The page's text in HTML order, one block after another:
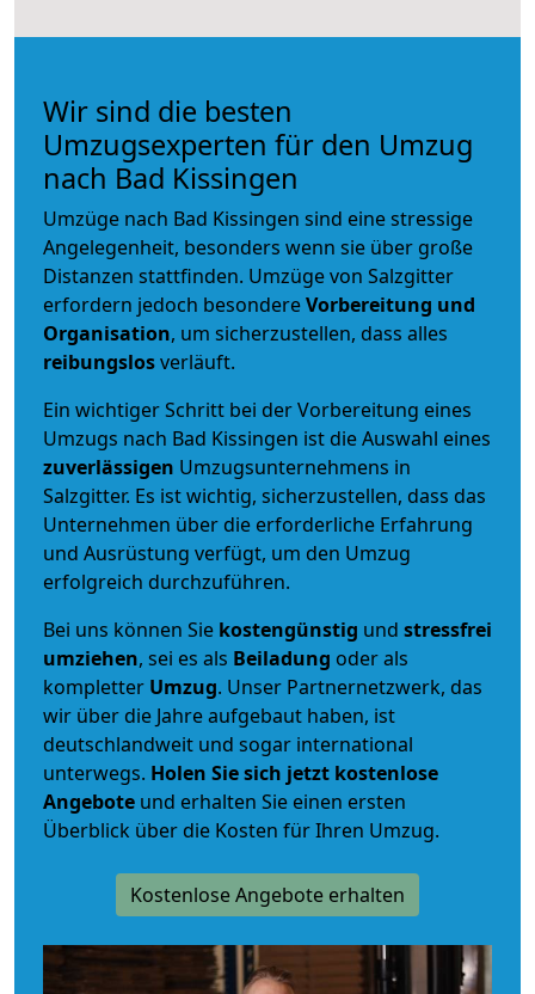
Wir sind die besten
Umzugsexperten für den Umzug
nach Bad Kissingen
Umzüge nach Bad Kissingen sind eine stressige
Angelegenheit, besonders wenn sie über große
Distanzen stattfinden. Umzüge von Salzgitter
erfordern jedoch besondereVorbereitung und
Organisation, um sicherzustellen, dass alles
reibungslosverläuft.
Ein wichtiger Schritt bei der Vorbereitung eines
Umzugs nach Bad Kissingen ist die Auswahl eines
zuverlässigen Umzugsunternehmens in
Salzgitter. Es ist wichtig, sicherzustellen, dass das
Unternehmen über die erforderliche Erfahrung
und Ausrüstung verfügt, um den Umzug
erfolgreich durchzuführen.
Bei uns können Sie kostengünstig und stressfrei
umziehen, sei es als Beiladung oder als
kompletter Umzug. Unser Partnernetzwerk, das
wir über die Jahre aufgebaut haben, ist
deutschlandweit und sogar international
unterwegs. Holen Sie sich jetzt kostenlose
Angebote und erhalten Sie einen ersten
Überblick über die Kosten für Ihren Umzug.
Kostenlose Angebote erhalten